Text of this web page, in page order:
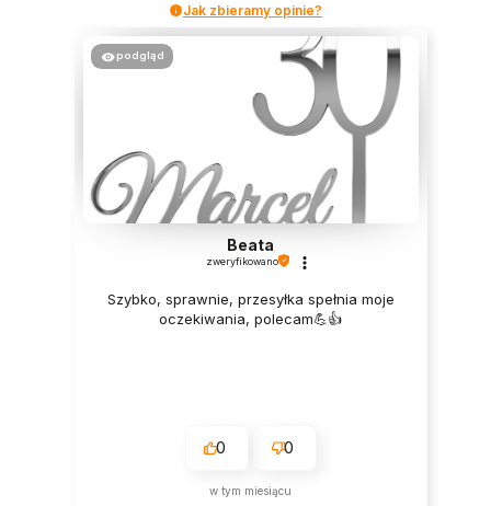
Jak zbieramy opinie?
podgląd
Beata
zweryfikowano
Szybko, sprawnie, przesyłka spełnia moje
oczekiwania, polecam💪👍️
0 0
w tym miesiącu